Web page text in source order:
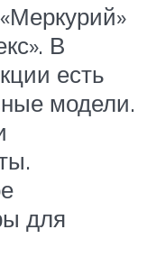
В
есть
модели.
для